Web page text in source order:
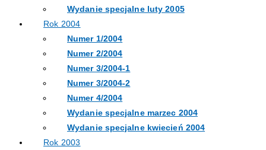
Wydanie specjalne luty 2005
Rok 2004
Numer 1/2004
Numer 2/2004
Numer 3/2004-1
Numer 3/2004-2
Numer 4/2004
Wydanie specjalne marzec 2004
Wydanie specjalne kwiecień 2004
Rok 2003